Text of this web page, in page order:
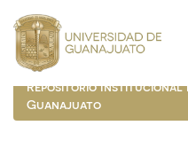
navigation
Repositorio Institucional
Guanajuato